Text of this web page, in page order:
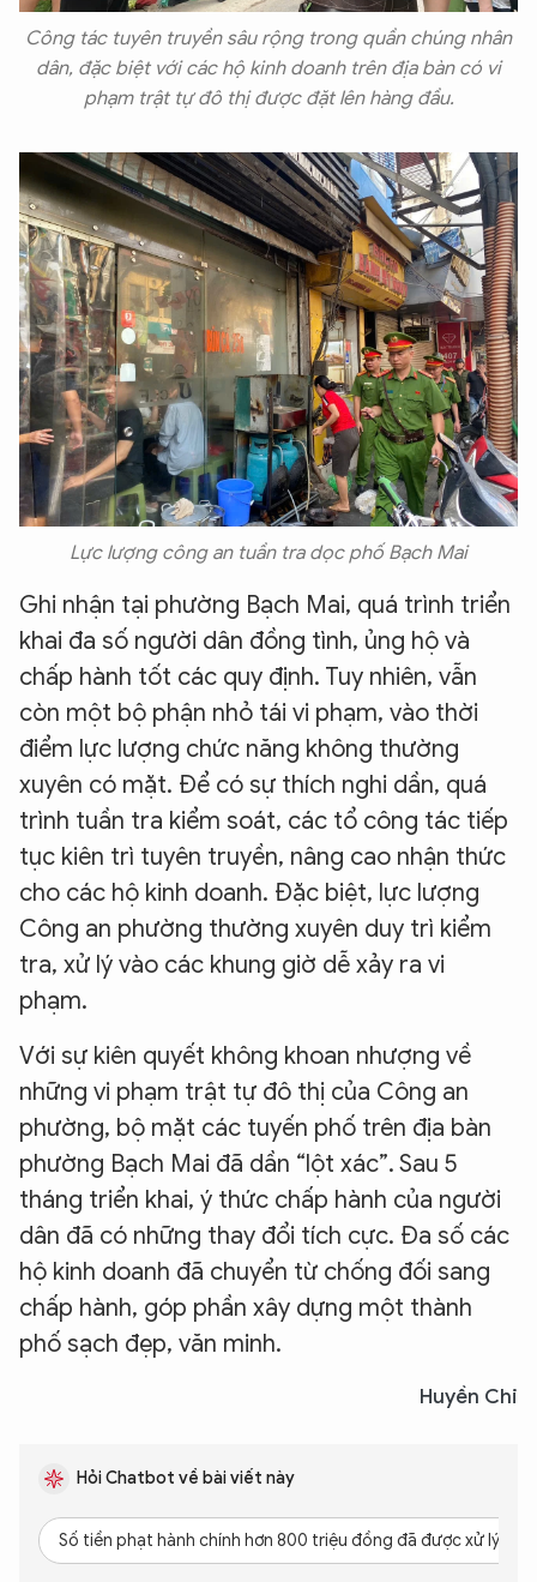
Công tác tuyên truyền sâu rộng trong quần chúng nhân
dân, đặc biệt với các hộ kinh doanh trên địa bàn có vi
phạm trật tự đô thị được đặt lên hàng đầu.
Lực lượng công an tuần tra dọc phố Bạch Mai
Ghi nhận tại phường Bạch Mai, quá trình triển
khai đa số người dân đồng tình, ủng hộ và
chấp hành tốt các quy định. Tuy nhiên, vẫn
còn một bộ phận nhỏ tái vi phạm, vào thời
điểm lực lượng chức năng không thường
xuyên có mặt. Để có sự thích nghi dần, quá
trình tuần tra kiểm soát, các tổ công tác tiếp
tục kiên trì tuyên truyền, nâng cao nhận thức
cho các hộ kinh doanh. Đặc biệt, lực lượng
Công an phường thường xuyên duy trì kiểm
tra, xử lý vào các khung giờ dễ xảy ra vi
phạm.
Với sự kiên quyết không khoan nhượng về
những vi phạm trật tự đô thị của Công an
phường, bộ mặt các tuyến phố trên địa bàn
phường Bạch Mai đã dần “lột xác”. Sau 5
tháng triển khai, ý thức chấp hành của người
dân đã có những thay đổi tích cực. Đa số các
hộ kinh doanh đã chuyển từ chống đối sang
chấp hành, góp phần xây dựng một thành
phố sạch đẹp, văn minh.
Huyền Chi
Hỏi Chatbot về bài viết này
Số tiền phạt hành chính hơn 800 triệu đồng đã được xử lý